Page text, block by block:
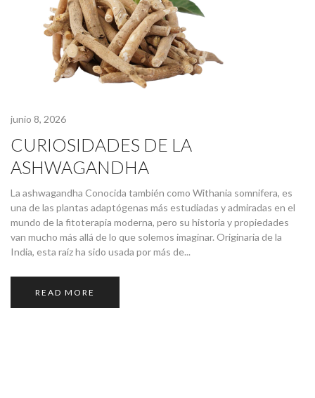
junio 8, 2026
CURIOSIDADES DE LA
ASHWAGANDHA
La ashwagandha Conocida también como Withania somnifera, es
una de las plantas adaptógenas más estudiadas y admiradas en el
mundo de la fitoterapia moderna, pero su historia y propiedades
van mucho más allá de lo que solemos imaginar. Originaria de la
India, esta raíz ha sido usada por más de...
READ MORE